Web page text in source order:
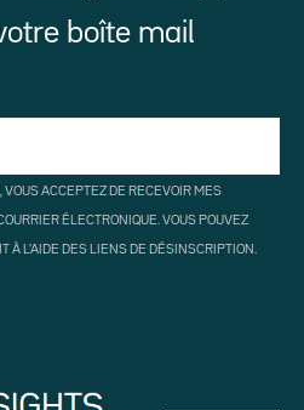
boîte mail
ACCEPTEZ DE RECEVOIR MES
ÉLECTRONIQUE. VOUS POUVEZ
À L'AIDE DES LIENS DE DÉSINSCRIPTION.